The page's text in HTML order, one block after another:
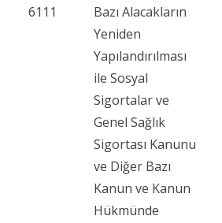
6111
Bazı Alacakların
Yeniden
Yapılandırılması
ile Sosyal
Sigortalar ve
Genel Sağlık
Sigortası Kanunu
ve Diğer Bazı
Kanun ve Kanun
Hükmünde